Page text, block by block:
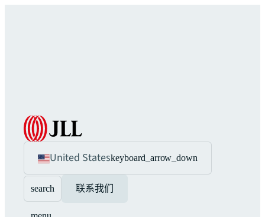
United Stateskeyboard_arrow_down
search 联系我们